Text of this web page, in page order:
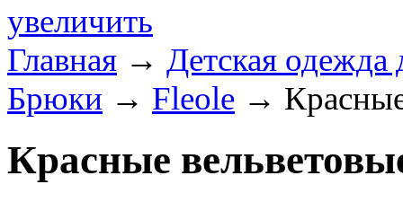
увеличить
Главная → Детская одежда
Брюки → Fleole →
Красные